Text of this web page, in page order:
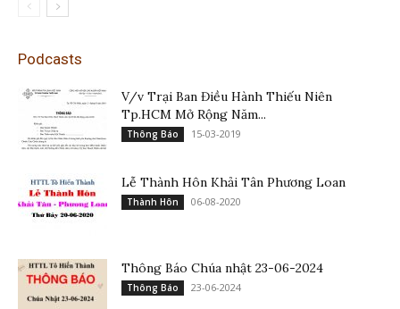
Podcasts
V/v Trại Ban Điều Hành Thiếu Niên
Tp.HCM Mở Rộng Năm...
Thông Báo 15-03-2019
Lễ Thành Hôn Khải Tân Phương Loan
Thành Hôn 06-08-2020
Thông Báo Chúa nhật 23-06-2024
Thông Báo 23-06-2024